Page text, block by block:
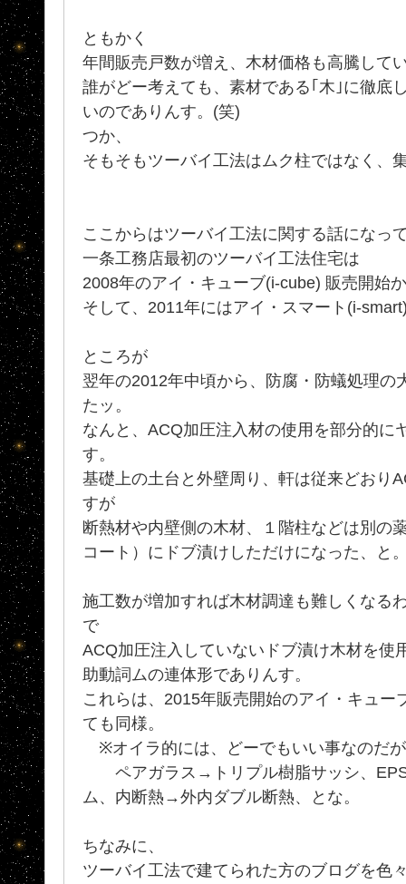
ともかく
年間販売戸数が増え、木材価格も高騰して
誰がどー考えても、素材である｢木｣に徹底
いのでありんす。(笑)
つか、
そもそもツーバイ工法はムク柱ではなく、
ここからはツーバイ工法に関する話になっ
一条工務店最初のツーバイ工法住宅は
2008年のアイ・キューブ(i-cube) 販売開始
そして、2011年にはアイ・スマート(i-
ところが
翌年の2012年中頃から、防腐・防蟻処理の
たッ。
なんと、ACQ加圧注入材の使用を部分的に
す。
基礎上の土台と外壁周り、軒は従来どおり
すが
断熱材や内壁側の木材、１階柱などは別の
コート）にドブ漬けしただけになった、と
施工数が増加すれば木材調達も難しくなる
で
ACQ加圧注入していないドブ漬け木材を使
助動詞ムの連体形でありんす。
これらは、2015年販売開始のアイ・キュー
ても同様。
※オイラ的には、どーでもいい事なのだ
ペアガラス→トリプル樹脂サッシ、
ム、内断熱→外内ダブル断熱、とな。
ちなみに、
ツーバイ工法で建てられた方のブログを色